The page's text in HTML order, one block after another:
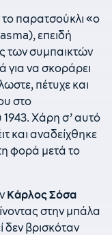
παρατσούκλι «ο
επειδή
των συμπαικτών
για να σκοράρει
πέτυχε και
στο
Χάρη σ’ αυτό
και αναδείχθηκε
φορά μετά το
Κάρλος Σόσα
στην μπάλα
δεν βρισκόταν